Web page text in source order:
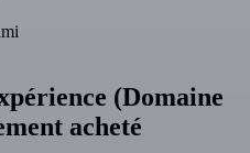
(Domaine
acheté